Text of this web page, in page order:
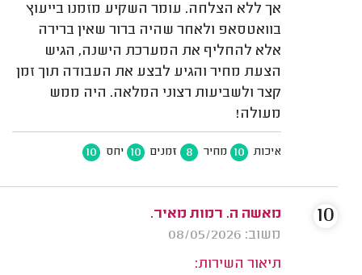
אך ללא הצלחה. עומר השקיע מזמנו בייעוץ
בוואטסאפ ולאחר שהיה ברור שאין ברירה
אלא להחליף את המערכת הישנה, הגיש
הצעת מחיר והגיע לבצע את העבודה תוך זמן
קצר ולשביעות רצוני המלאה. היה ממש
מעולה!
איכות 10 מחיר 8 זמנים 10 יחס 10
מאשה ה. רמות מאיר.
משוב: 08/05/2026
תיאור השירות:
10